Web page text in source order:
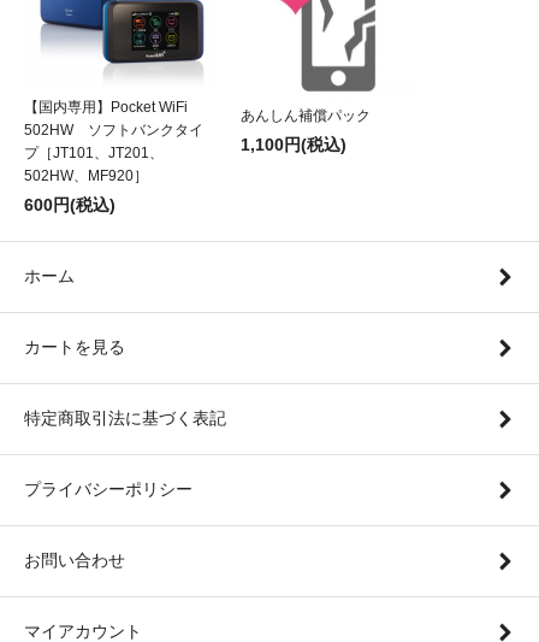
【国内専用】Pocket WiFi
502HW ソフトバンクタイ
プ［JT101、JT201、
502HW、MF920］
600円(税込)
あんしん補償パック
1,100円(税込)
ホーム
カートを見る
特定商取引法に基づく表記
プライバシーポリシー
お問い合わせ
マイアカウント